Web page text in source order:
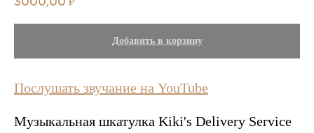
3000,00 ₽
Добавить в корзину
Послушать звучание на YouTube
Музыкальная шкатулка Kiki's Delivery Service